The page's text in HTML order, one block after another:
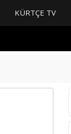
KÜRTÇE TV